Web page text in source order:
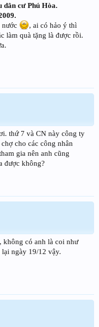
dân cư Phú Hòa.
, ai có hảo ý thì
làm quà tặng là được rồi.
thứ 7 và CN này công ty
cho các công nhân
gia nên anh cũng
được không?
không có anh là coi như
ngày 19/12 vậy.